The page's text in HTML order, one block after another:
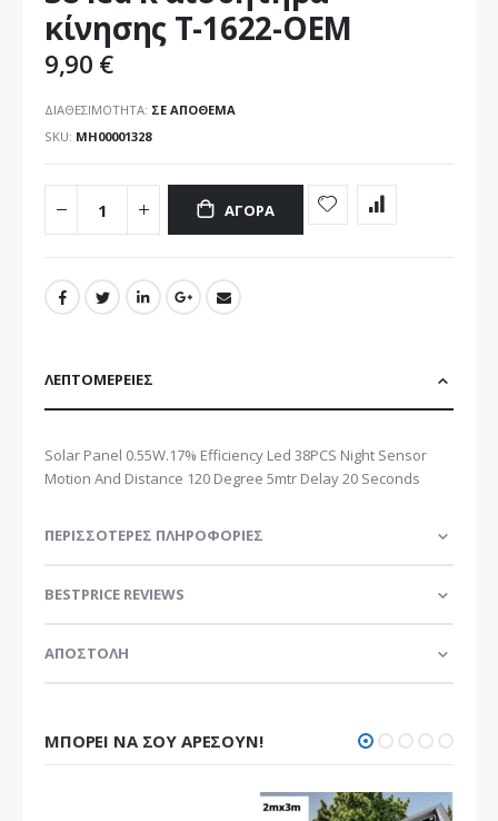
κίνησης Τ-1622-OEM
9,90 €
ΔΙΑΘΕΣΙΜΌΤΗΤΑ: ΣΕ ΑΠΌΘΕΜΑ
SKU ΜΗ00001328
ΑΓΟΡΆ
ΛΕΠΤΟΜΈΡΕΙΕΣ
Solar Panel 0.55W.17% Efficiency Led 38PCS Night Sensor
Motion And Distance 120 Degree 5mtr Delay 20 Seconds
ΠΕΡΙΣΣΌΤΕΡΕΣ ΠΛΗΡΟΦΟΡΊΕΣ
BESTPRICE REVIEWS
ΑΠΟΣΤΟΛΗ
ΜΠΟΡΕΊ ΝΑ ΣΟΥ ΑΡΈΣΟΥΝ!